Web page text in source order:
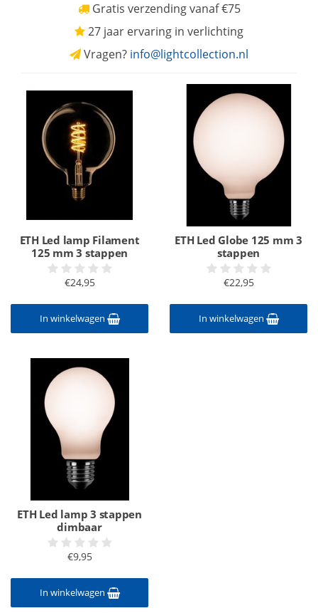
Gratis verzending vanaf €75
27 jaar ervaring in verlichting
Vragen? info@lightcollection.nl
ETH Led lamp Filament
125 mm 3 stappen
€24,95
In winkelwagen
ETH Led Globe 125 mm 3
stappen
€22,95
In winkelwagen
ETH Led lamp 3 stappen
dimbaar
€9,95
In winkelwagen